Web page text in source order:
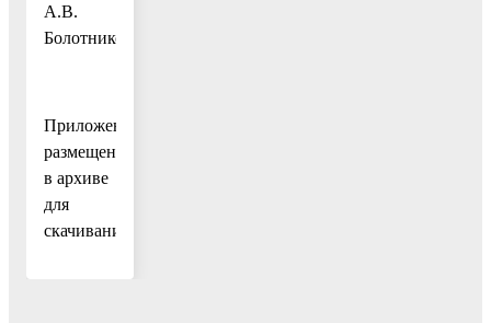
А.В.
Болотников
Приложения
размещены
в архиве
для
скачивания